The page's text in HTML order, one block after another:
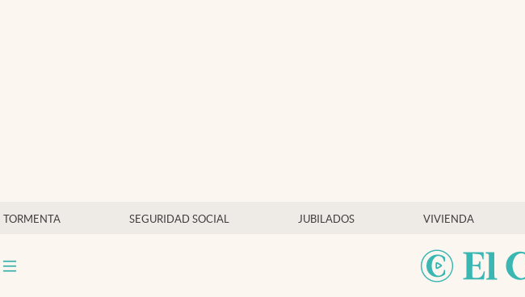
TORMENTA SEGURIDAD SOCIAL JUBILADOS VIVIENDA